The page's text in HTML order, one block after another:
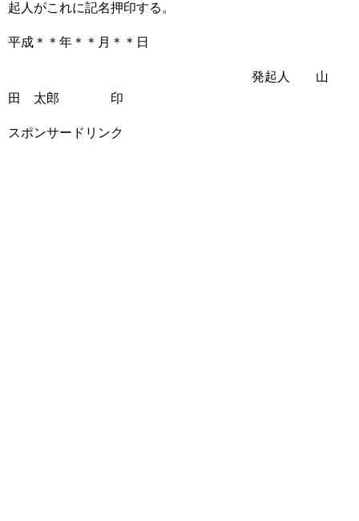
起人がこれに記名押印する。
平成＊＊年＊＊月＊＊日
発起人 山
田 太郎 印
スポンサードリンク